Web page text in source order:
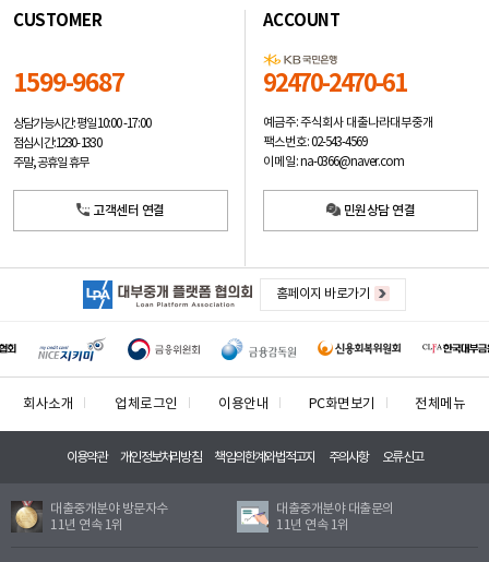
CUSTOMER
1599-9687
상담가능시간: 평일10:00 -17:00
점심시간: 12:30 - 13:30
주말, 공휴일 휴무
고객센터 연결
ACCOUNT
92470-2470-61
예금주: 주식회사 대출나라대부중개
팩스번호: 02-543-4569
이메일: na-0366@naver.com
민원상담 연결
홈페이지 바로가기
회사소개 업체로그인 이용안내 PC화면보기 전체메뉴
이용약관 개인정보처리방침 책임의한계와법적고지 주의사항 오류신고
대출중개분야 방문자수
11년 연속 1위
대출중개분야 대출문의
11년 연속 1위